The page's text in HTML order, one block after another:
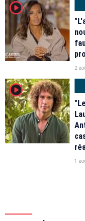
player2
2
player2
1